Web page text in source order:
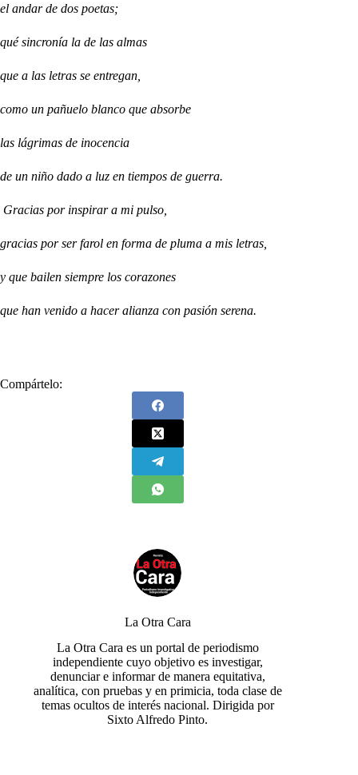
el andar de dos poetas;
qué sincronía la de las almas
que a las letras se entregan,
como un pañuelo blanco que absorbe
las lágrimas de inocencia
de un niño dado a luz en tiempos de guerra.
Gracias por inspirar a mi pulso,
gracias por ser farol en forma de pluma a mis letras,
y que bailen siempre los corazones
que han venido a hacer alianza con pasión serena.
Compártelo:
La Otra Cara
La Otra Cara es un portal de periodismo
independiente cuyo objetivo es investigar,
denunciar e informar de manera equitativa,
analítica, con pruebas y en primicia, toda clase de
temas ocultos de interés nacional. Dirigida por
Sixto Alfredo Pinto.